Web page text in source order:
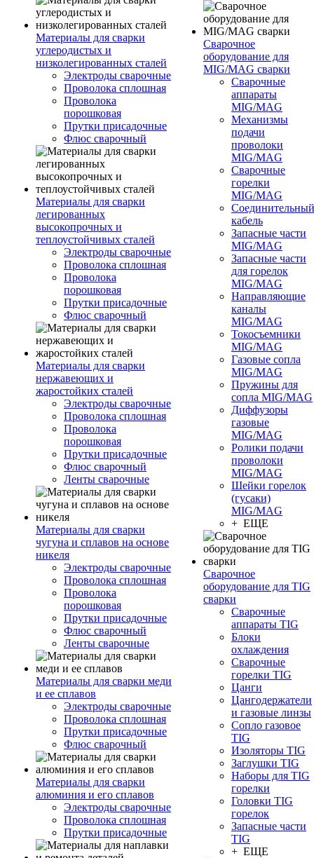
Материалы для сварки
углеродистых и
низколегированных сталей
Электроды сварочные
Проволока сплошная
Проволока
порошковая
Прутки присадочные
Флюс сварочный
Материалы для сварки
легированных
высокопрочных и
теплоустойчивых сталей
Электроды сварочные
Проволока сплошная
Проволока
порошковая
Прутки присадочные
Флюс сварочный
Материалы для сварки
нержавеющих и
жаростойких сталей
Электроды сварочные
Проволока сплошная
Проволока
порошковая
Прутки присадочные
Флюс сварочный
Ленты сварочные
Материалы для сварки
чугуна и сплавов на основе
никеля
Электроды сварочные
Проволока сплошная
Проволока
порошковая
Прутки присадочные
Флюс сварочный
Ленты сварочные
Материалы для сварки меди
и ее сплавов
Электроды сварочные
Проволока сплошная
Прутки присадочные
Флюс сварочный
Материалы для сварки
алюминия и его сплавов
Электроды сварочные
Проволока сплошная
Прутки присадочные
Сварочное
оборудование для
MIG/MAG сварки
Сварочные
аппараты
MIG/MAG
Механизмы
подачи
проволоки
MIG/MAG
Сварочные
горелки
MIG/MAG
Соединительный
кабель
Запасные части
MIG/MAG
Запасные части
для горелок
MIG/MAG
Направляющие
каналы
MIG/MAG
Токосъемники
MIG/MAG
Газовые сопла
MIG/MAG
Пружины для
сопла MIG/MAG
Диффузоры
газовые
MIG/MAG
Ролики подачи
проволоки
MIG/MAG
Шейки горелок
(гусаки)
MIG/MAG
+ ЕЩЕ
Сварочное
оборудование для TIG
сварки
Сварочные
аппараты TIG
Блоки
охлаждения
Сварочные
горелки TIG
Цанги
Цангодержатели
и газовые линзы
Сопло газовое
TIG
Изоляторы TIG
Заглушки TIG
Наборы для TIG
горелки
Головки TIG
горелок
Запасные части
TIG
+ ЕЩЕ